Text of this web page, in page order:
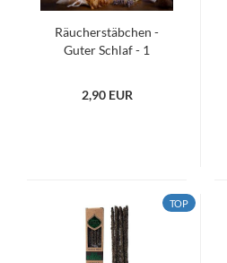
Räucherstäbchen -
Guter Schlaf - 1
2,90 EUR
TOP